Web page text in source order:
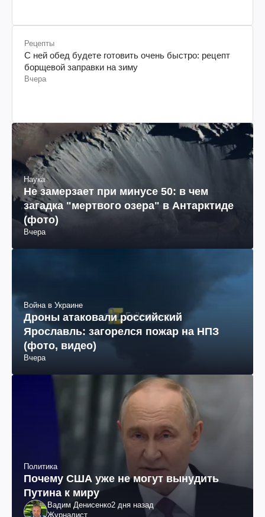
Рецепты
С ней обед будете готовить очень быстро: рецепт
борщевой заправки на зиму
Вчера
Наука
Не замерзает при минусе 50: в чем
загадка "мертвого озера" в Антарктиде
(фото)
Вчера
Война в Украине
Дроны атаковали российский
Ярославль: загорелся пожар на НПЗ
(фото, видео)
Вчера
Политика
Почему США уже не могут вынудить
Путина к миру
Вадим Денисенко2 дня назад
Журналист